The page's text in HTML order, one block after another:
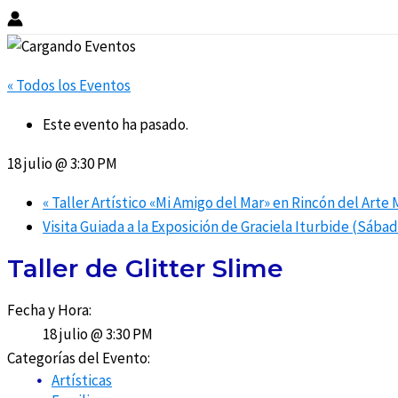
« Todos los Eventos
Este evento ha pasado.
18 julio @ 3:30 PM
«Taller Artístico «Mi Amigo del Mar» en Rincón del
Visita Guiada a la Exposición de Graciela Iturbide
Taller de Glitter Slime
Fecha y Hora:
18 julio @ 3:30 PM
Categorías del Evento:
Artísticas